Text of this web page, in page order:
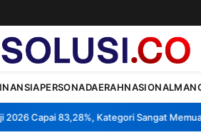
PERSONADAERAHNASIONAL
Capai 83,28%, Kategori Sangat